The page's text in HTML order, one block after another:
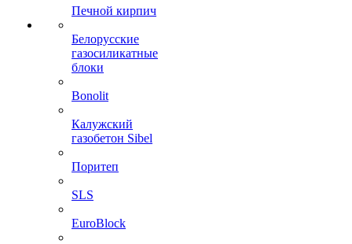
Печной кирпич
Белорусские
газосиликатные
блоки
Bonolit
Калужский
газобетон Sibel
Поритеп
SLS
EuroBlock